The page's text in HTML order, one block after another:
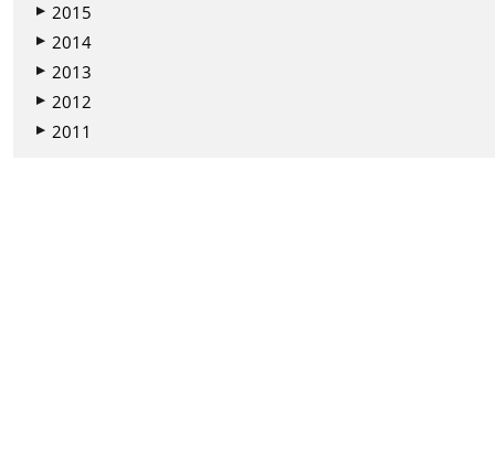
2015
2014
2013
2012
2011